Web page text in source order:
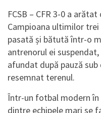
FCSB – CFR 3-0 a
Campioana ultimilor
pasată și bătută într-o
antrenorul ei
afundat după pauză
resemnat terenul.
Într-un fotbal modern în
dintre echipele mari se